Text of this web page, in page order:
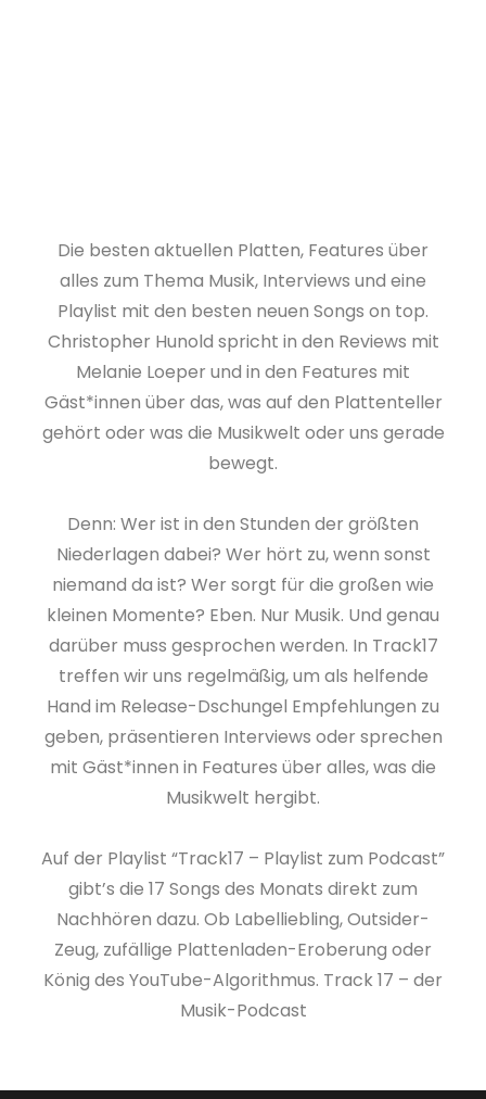
Die besten aktuellen Platten, Features über
alles zum Thema Musik, Interviews und eine
Playlist mit den besten neuen Songs on top.
Christopher Hunold spricht in den Reviews mit
Melanie Loeper und in den Features mit
Gäst*innen über das, was auf den Plattenteller
gehört oder was die Musikwelt oder uns gerade
bewegt.
Denn: Wer ist in den Stunden der größten
Niederlagen dabei? Wer hört zu, wenn sonst
niemand da ist? Wer sorgt für die großen wie
kleinen Momente? Eben. Nur Musik. Und genau
darüber muss gesprochen werden. In Track17
treffen wir uns regelmäßig, um als helfende
Hand im Release-Dschungel Empfehlungen zu
geben, präsentieren Interviews oder sprechen
mit Gäst*innen in Features über alles, was die
Musikwelt hergibt.
Auf der Playlist “Track17 – Playlist zum Podcast”
gibt’s die 17 Songs des Monats direkt zum
Nachhören dazu. Ob Labelliebling, Outsider-
Zeug, zufällige Plattenladen-Eroberung oder
König des YouTube-Algorithmus. Track 17 – der
Musik-Podcast